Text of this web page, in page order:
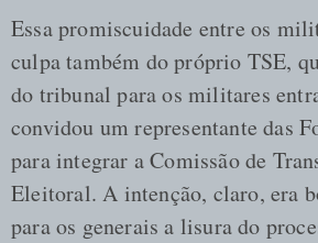
Essa promiscuidade entre os
culpa também do próprio TSE,
do tribunal para os militares
convidou um representante das
para integrar a Comissão de
Eleitoral. A intenção, claro, era
para os generais a lisura do